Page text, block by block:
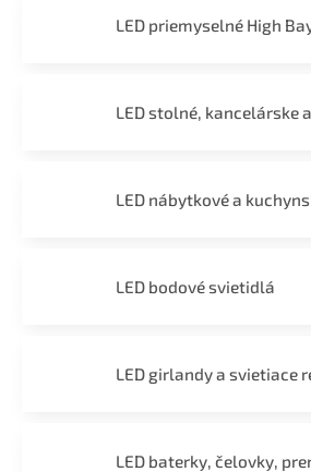
LED priemyselné High
LED stolné, kancelárske
LED nábytkové a
LED bodové svietidlá
LED girlandy a svietiace
LED baterky, čelovky,